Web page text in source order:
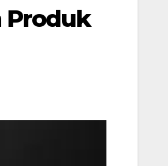
Produk